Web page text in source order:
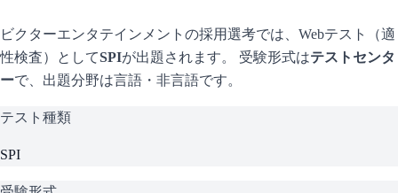
ビクターエンタテインメント の採用選考では、Webテスト（適
性検査）としてSPIが出題されます。 受験形式はテストセンタ
ーで、 出題分野は言語・非言語です。
テスト種類
SPI